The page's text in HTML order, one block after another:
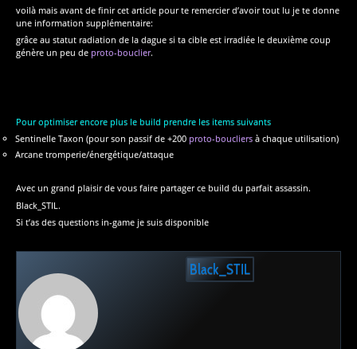
voilà mais avant de finir cet article pour te remercier d’avoir tout lu je te donne
une information supplémentaire:
grâce au statut radiation de la dague si ta cible est irradiée le deuxième coup
génère un peu de proto-bouclier.
Pour optimiser encore plus le build prendre les items suivants
Sentinelle Taxon (pour son passif de +200 proto-boucliers à chaque utilisation)
Arcane tromperie/énergétique/attaque
Avec un grand plaisir de vous faire partager ce build du parfait assassin.
Black_STIL.
Si t’as des questions in-game je suis disponible
Black_STIL